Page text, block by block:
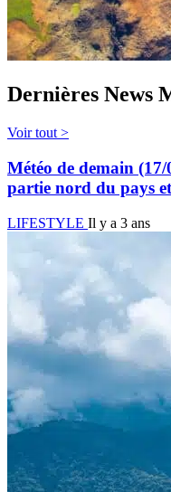
Dernières News
Voir tout >
Météo de demain
partie nord du pays
LIFESTYLE Il y a 3 ans